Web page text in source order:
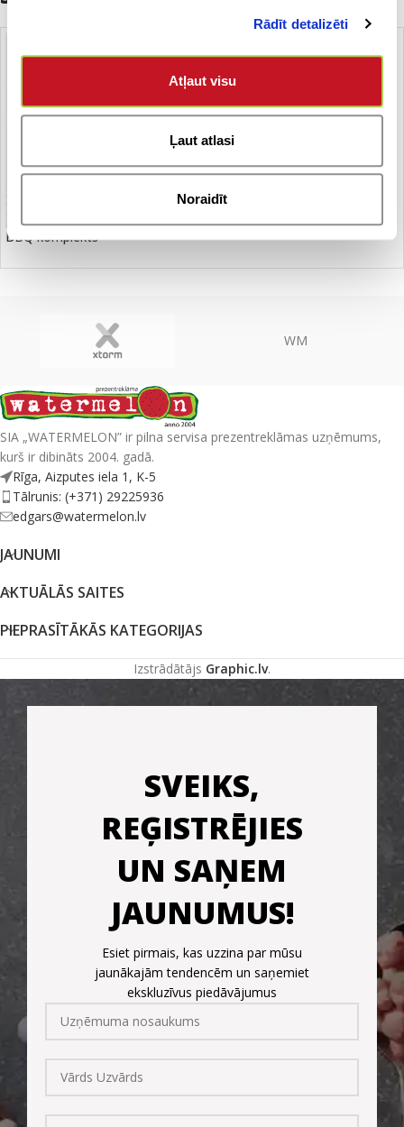
Rādīt detalizēti
Atļaut visu
Ļaut atlasi
Noraidīt
BBQ komplekts
WM
SIA „WATERMELON” ir pilna servisa prezentreklāmas uzņēmums,
kurš ir dibināts 2004. gadā.
Rīga, Aizputes iela 1, K-5
Tālrunis: (+371) 29225936
edgars@watermelon.lv
JAUNUMI
AKTUĀLĀS SAITES
PIEPRASĪTĀKĀS KATEGORIJAS
Izstrādātājs Graphic.lv.
SVEIKS,
REĢISTRĒJIES
UN SAŅEM
JAUNUMUS!
Esiet pirmais, kas uzzina par mūsu
jaunākajām tendencēm un saņemiet
ekskluzīvus piedāvājumus